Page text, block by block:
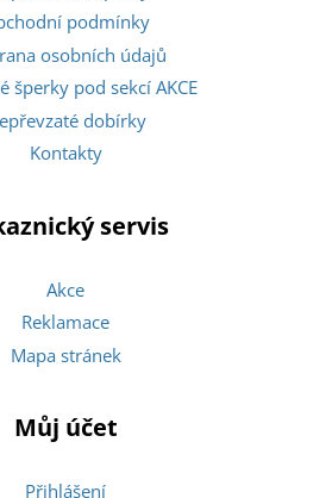
podmínky
osobních údajů
šperky pod sekcí AKCE
dobírky
Kontakty
servis
Akce
Reklamace
Mapa stránek
Můj účet
Přihlášení